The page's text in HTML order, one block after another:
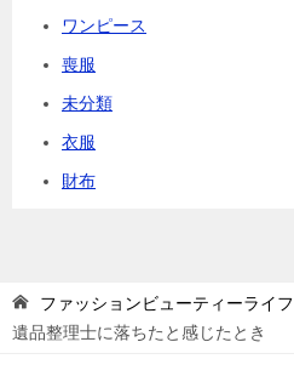
ワンピース
喪服
未分類
衣服
財布
ファッションビューティーライフ
遺品整理士に落ちたと感じたとき